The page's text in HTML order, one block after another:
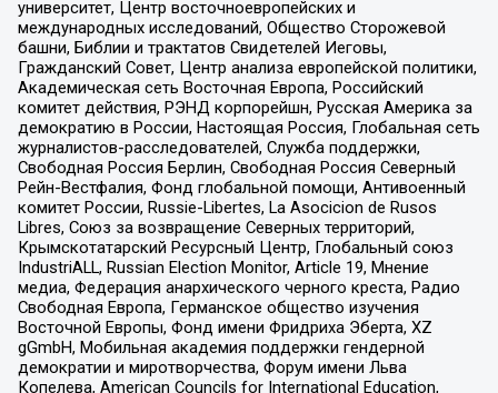
университет, Центр восточноевропейских и
международных исследований, Общество Сторожевой
башни, Библии и трактатов Свидетелей Иеговы,
Гражданский Совет, Центр анализа европейской политики,
Академическая сеть Восточная Европа, Российский
комитет действия, РЭНД корпорейшн, Русская Америка за
демократию в России, Настоящая Россия, Глобальная сеть
журналистов-расследователей, Служба поддержки,
Свободная Россия Берлин, Свободная Россия Северный
Рейн-Вестфалия, Фонд глобальной помощи, Антивоенный
комитет России, Russie-Libertes, La Asocicion de Rusos
Libres, Союз за возвращение Северных территорий,
Крымскотатарский Ресурсный Центр, Глобальный союз
IndustriALL, Russian Election Monitor, Article 19, Мнение
медиа, Федерация анархического черного креста, Радио
Свободная Европа, Германское общество изучения
Восточной Европы, Фонд имени Фридриха Эберта, XZ
gGmbH, Мобильная академия поддержки гендерной
демократии и миротворчества, Форум имени Льва
Копелева, American Councils for International Education,